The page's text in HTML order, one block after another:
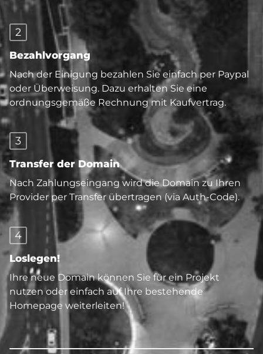
2
Bezahlvorgang
Nach der Einigung bezahlen Sie einfach per Paypal
oder Überweisung. Dazu erhalten Sie eine
ordnungsgemäße Rechnung mit Kaufvertrag.
3
Transfer der Domain
Nach Zahlungseingang wird die Domain zu Ihren
Provider per Transfer übertragen (via Auth-Code).
4
Loslegen!
Ihre neue Domain können Sie für ein Projekt
nutzen oder einfach auf Ihre bestehende
Homepage weiterleiten!